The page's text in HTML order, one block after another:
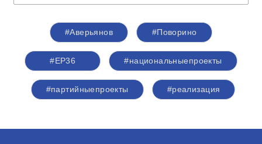
#Аверьянов #Поворино
#ЕР36 #национальныепроекты
#партийныепроекты #реализация